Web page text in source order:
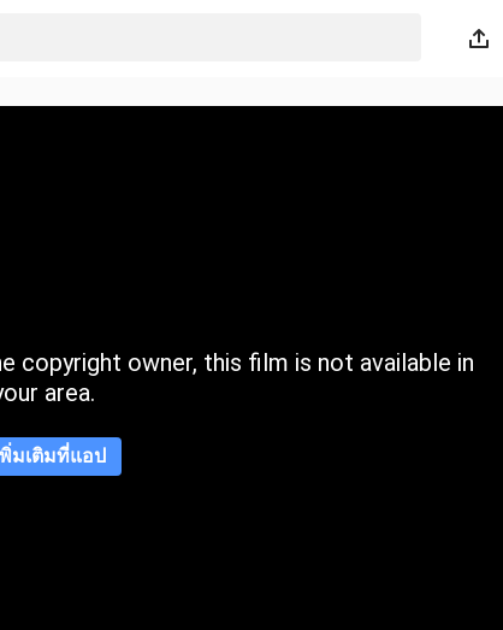
copyright owner, this film is not available in
area.
มเติมที่แอป